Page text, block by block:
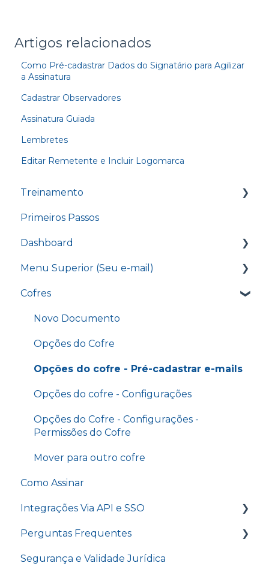
Artigos relacionados
Como Pré-cadastrar Dados do Signatário para Agilizar
a Assinatura
Cadastrar Observadores
Assinatura Guiada
Lembretes
Editar Remetente e Incluir Logomarca
Treinamento
Treinamento - Conhecendo o nosso
para assinatura
Treinamento - Opções do cofre
Treinamento - Pontos de autenticação
Treinamento - D4Sign.AI
Treinamento - Menu Relatórios
Treinamento - Template Word e Banco de
Treinamento - Power Form e Novo Power
assinaturas
Primeiros Passos
Dashboard
Caixa de Entrada
D4Sign CLM
Grupo de Assinatura
Envio em Lote
Relatórios
Últimos eventos do cofre
Menu Superior (Seu e-mail)
Editar assinatura
Faturamentos
Certificados A1
Minha Conta
Usuários do Domínio
Notificações
Cofres
Novo Documento
Opções do Cofre
Opções do cofre - Pré-cadastrar e-mails
Opções do cofre - Configurações
Opções do Cofre - Configurações -
Permissões do Cofre
Mover para outro cofre
Como Assinar
Integrações Via API e SSO
Introdução a API
Endpoints Cofres
Perguntas Frequentes
Contatos D4Sign
Segurança e Validade Jurídica